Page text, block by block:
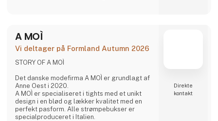
Hos A Deal With Care tager vi også et socialt
ansvar, børnearbejde er et af de
problematikker vi har stor fokus på og derfor
A MOÌ
Vi deltager på Formland Autumn 2026
STORY OF A MOÌ
Det danske modefirma A MOÌ er grundlagt af
Anne Oest i 2020.
A MOÌ er specialiseret i tights med et unikt
design i en blød og lækker kvalitet med en
perfekt pasform. Alle strømpebukser er
specialproduceret i Italien.
Direkte
kontakt